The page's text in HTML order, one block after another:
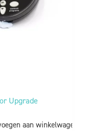
Upgrade
aan winkelwagen